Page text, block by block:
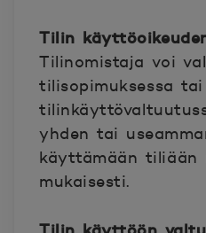
Tilin
Tilinomistaja voi
tilisopimuksessa tai
yhden tai
käyttämään tiliään
mukaisesti.